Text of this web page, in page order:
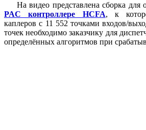
На видео представлена сборка для
PAC контроллере HCFA, к
каплеров с 11 552 точками входов/
точек необходимо заказчику для
определённых алгоритмов при